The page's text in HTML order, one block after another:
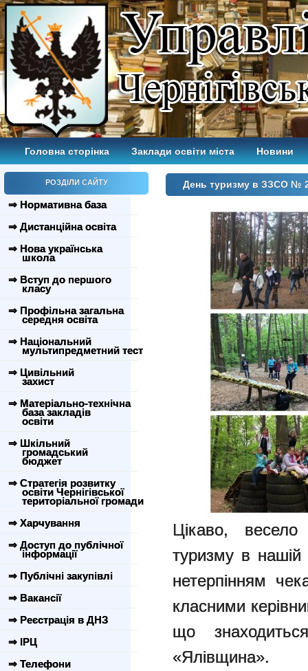
Головна сторінка Заклади освіти міста Новини
РОЗДІЛИ САЙТУ
⇒ Нормативна база
⇒ Дистанційна освіта
⇒ Нова українська
школа
⇒ Вступ до першого
класу
⇒ Профільна загальна
середня освіта
⇒ Національний
мультипредметний тест
⇒ Цивільний
захист
⇒ Матеріально-технічна
база закладів
освіти
⇒ Шкільний
громадський
бюджет
⇒ Стратегія розвитку
освіти Чернігівської
територіальної громади
⇒ Харчування
⇒ Доступ до публічної
інформації
⇒ Публічні закупівлі
⇒ Вакансії
⇒ Реєстрація в ДНЗ
⇒ ІРЦ
⇒ Телефони
День туризму в ЗЗСО №
Цікаво,
туризму в нашій
нетерпінням
класними
що
«Ялівщина».